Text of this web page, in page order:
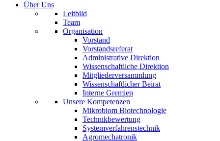
Über Uns
Leitbild
Team
Organisation
Vorstand
Vorstandsreferat
Administrative Direktion
Wissenschaftliche Direktion
Mitgliederversammlung
Wissenschaftlicher Beirat
Interne Gremien
Unsere Kompetenzen
Mikrobiom Biotechnologie
Technikbewertung
Systemverfahrenstechnik
Agromechatronik